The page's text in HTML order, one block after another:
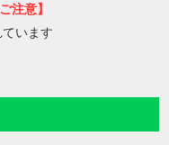
休診あり
注意】
います